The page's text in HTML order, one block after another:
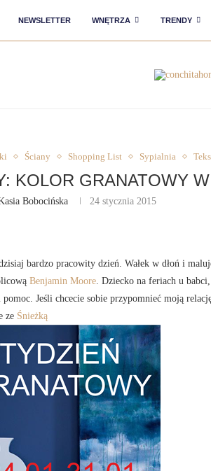
NEWSLETTER WNĘTRZA TRENDY
Ściany Shopping List Sypialnia
KOLOR GRANATOWY
Bobocińska 24 stycznia 2015
bardzo pracowity dzień. Wałek w dłoń i
Benjamin Moore. Dziecko na feriach u
Jeśli chcecie sobie przypomnieć moją
ze Śnieżką